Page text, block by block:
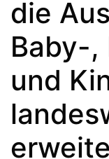
die
Baby-,
und